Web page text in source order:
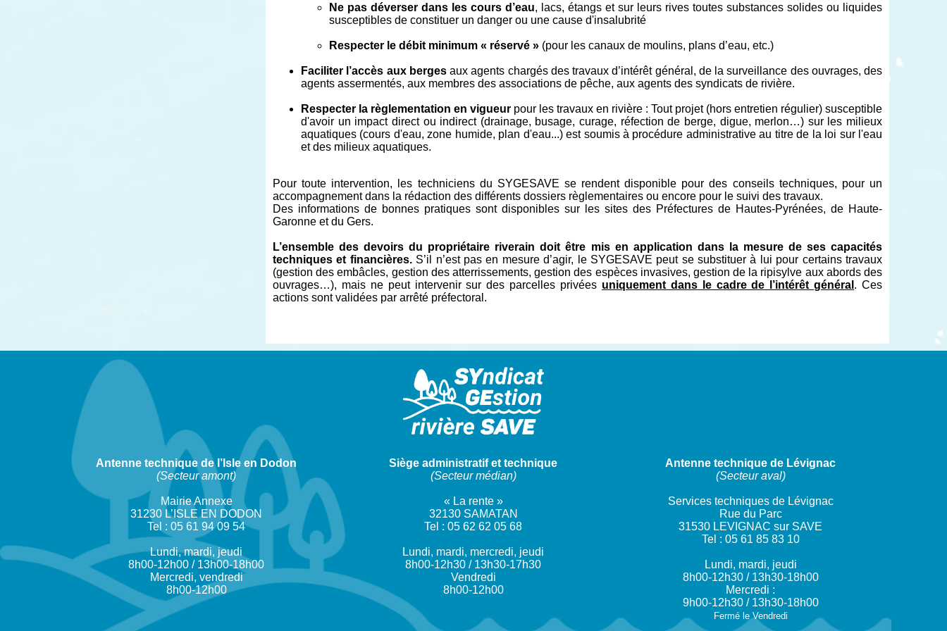
Ne pas déverser dans les cours d’eau, lacs, étangs et sur leurs rives toutes substances solides ou liquides
susceptibles de constituer un danger ou une cause d'insalubrité
Respecter le débit minimum « réservé » (pour les canaux de moulins, plans d’eau, etc.)
Faciliter l’accès aux bergesaux agents chargés des travaux d’intérêt général, de la surveillance des ouvrages, des
agents assermentés, aux membres des associations de pêche, aux agents des syndicats de rivière.
Respecter la règlementation en vigueur pour les travaux en rivière : Tout projet (hors entretien régulier) susceptible
d'avoir un impact direct ou indirect (drainage, busage, curage, réfection de berge, digue, merlon…) sur les milieux
aquatiques (cours d'eau, zone humide, plan d'eau...) est soumis à procédure administrative au titre de la loi sur l'eau
et des milieux aquatiques.
Pour toute intervention, les techniciens du SYGESAVE se rendent disponible pour des conseils techniques, pour un
accompagnement dans la rédaction des différents dossiers règlementaires ou encore pour le suivi des travaux.
Des informations de bonnes pratiques sont disponibles sur les sites des Préfectures de Hautes-Pyrénées, de Haute-
Garonne et du Gers.
L’ensemble des devoirs du propriétaire riverain doit être mis en application dans la mesure de ses capacités
techniques et financières.S’il n’est pas en mesure d’agir, le SYGESAVE peut se substituer à lui pour certains travaux
(gestion des embâcles, gestion des atterrissements, gestion des espèces invasives, gestion de la ripisylve aux abords des
ouvrages…), mais ne peut intervenir sur des parcelles privées uniquement dans le cadre de l’intérêt général . Ces
actions sont validées par arrêté préfectoral.
Antenne technique de l’Isle en Dodon
(Secteur amont)
Mairie Annexe
31230 L’ISLE EN DODON
Tel : 05 61 94 09 54
Lundi, mardi, jeudi
8h00-12h00 / 13h00-18h00
Mercredi, vendredi
8h00-12h00
Siège administratif et technique
(Secteur médian)
« La rente »
32130 SAMATAN
Tel : 05 62 62 05 68
Lundi, mardi, mercredi, jeudi
8h00-12h30 / 13h30-17h30
Vendredi
8h00-12h00
Antenne technique de Lévignac
(Secteur aval)
Services techniques de Lévignac
Rue du Parc
31530 LEVIGNAC sur SAVE
Tel : 05 61 85 83 10
Lundi, mardi, jeudi
8h00-12h30 / 13h30-18h00
Mercredi :
9h00-12h30 / 13h30-18h00
Fermé le Vendredi